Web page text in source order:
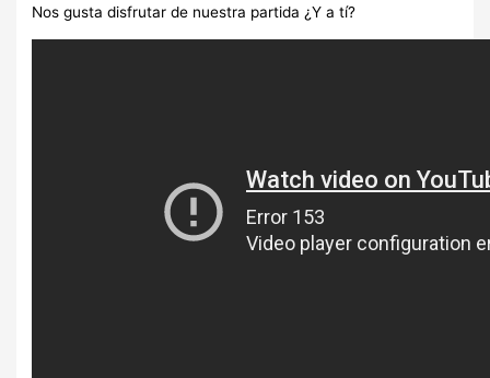
Nos gusta disfrutar de nuestra partida ¿Y a tí?